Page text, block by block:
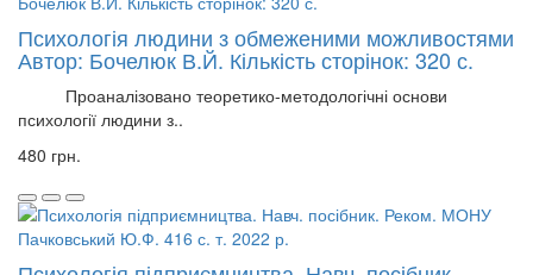
Психологія людини з обмеженими можливостями
Автор: Бочелюк В.Й. Кількість сторінок: 320 с.
Проаналізовано теоретико-методологічні основи
психології людини з..
480 грн.